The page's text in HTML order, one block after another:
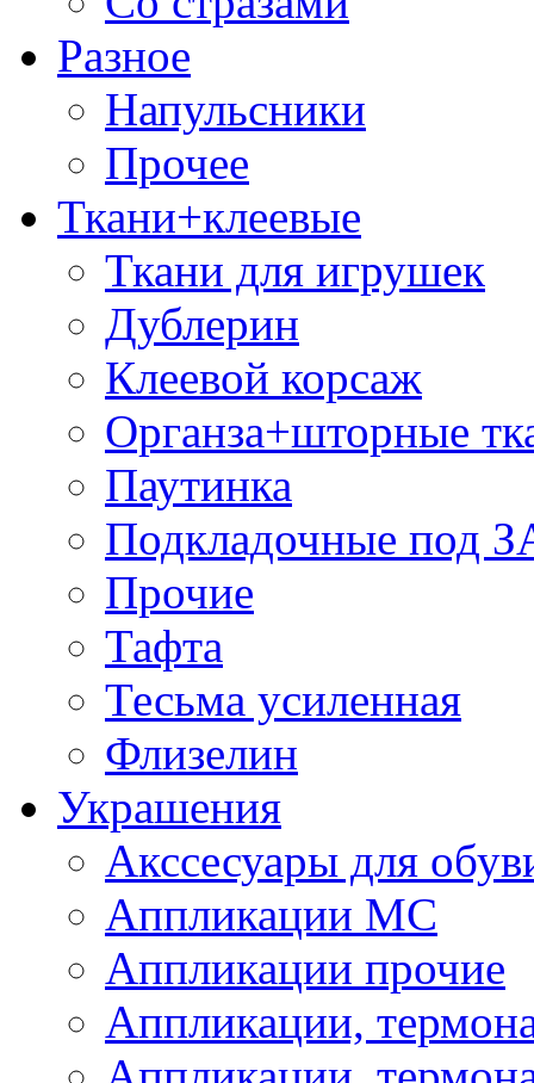
Разное
Напульсники
Прочее
Ткани+клеевые
Ткани для игрушек
Дублерин
Клеевой корсаж
Органза+шторные
Паутинка
Подкладочные под
Прочие
Тафта
Тесьма усиленная
Флизелин
Украшения
Акссесуары для
Аппликации МС
Аппликации прочие
Аппликации,